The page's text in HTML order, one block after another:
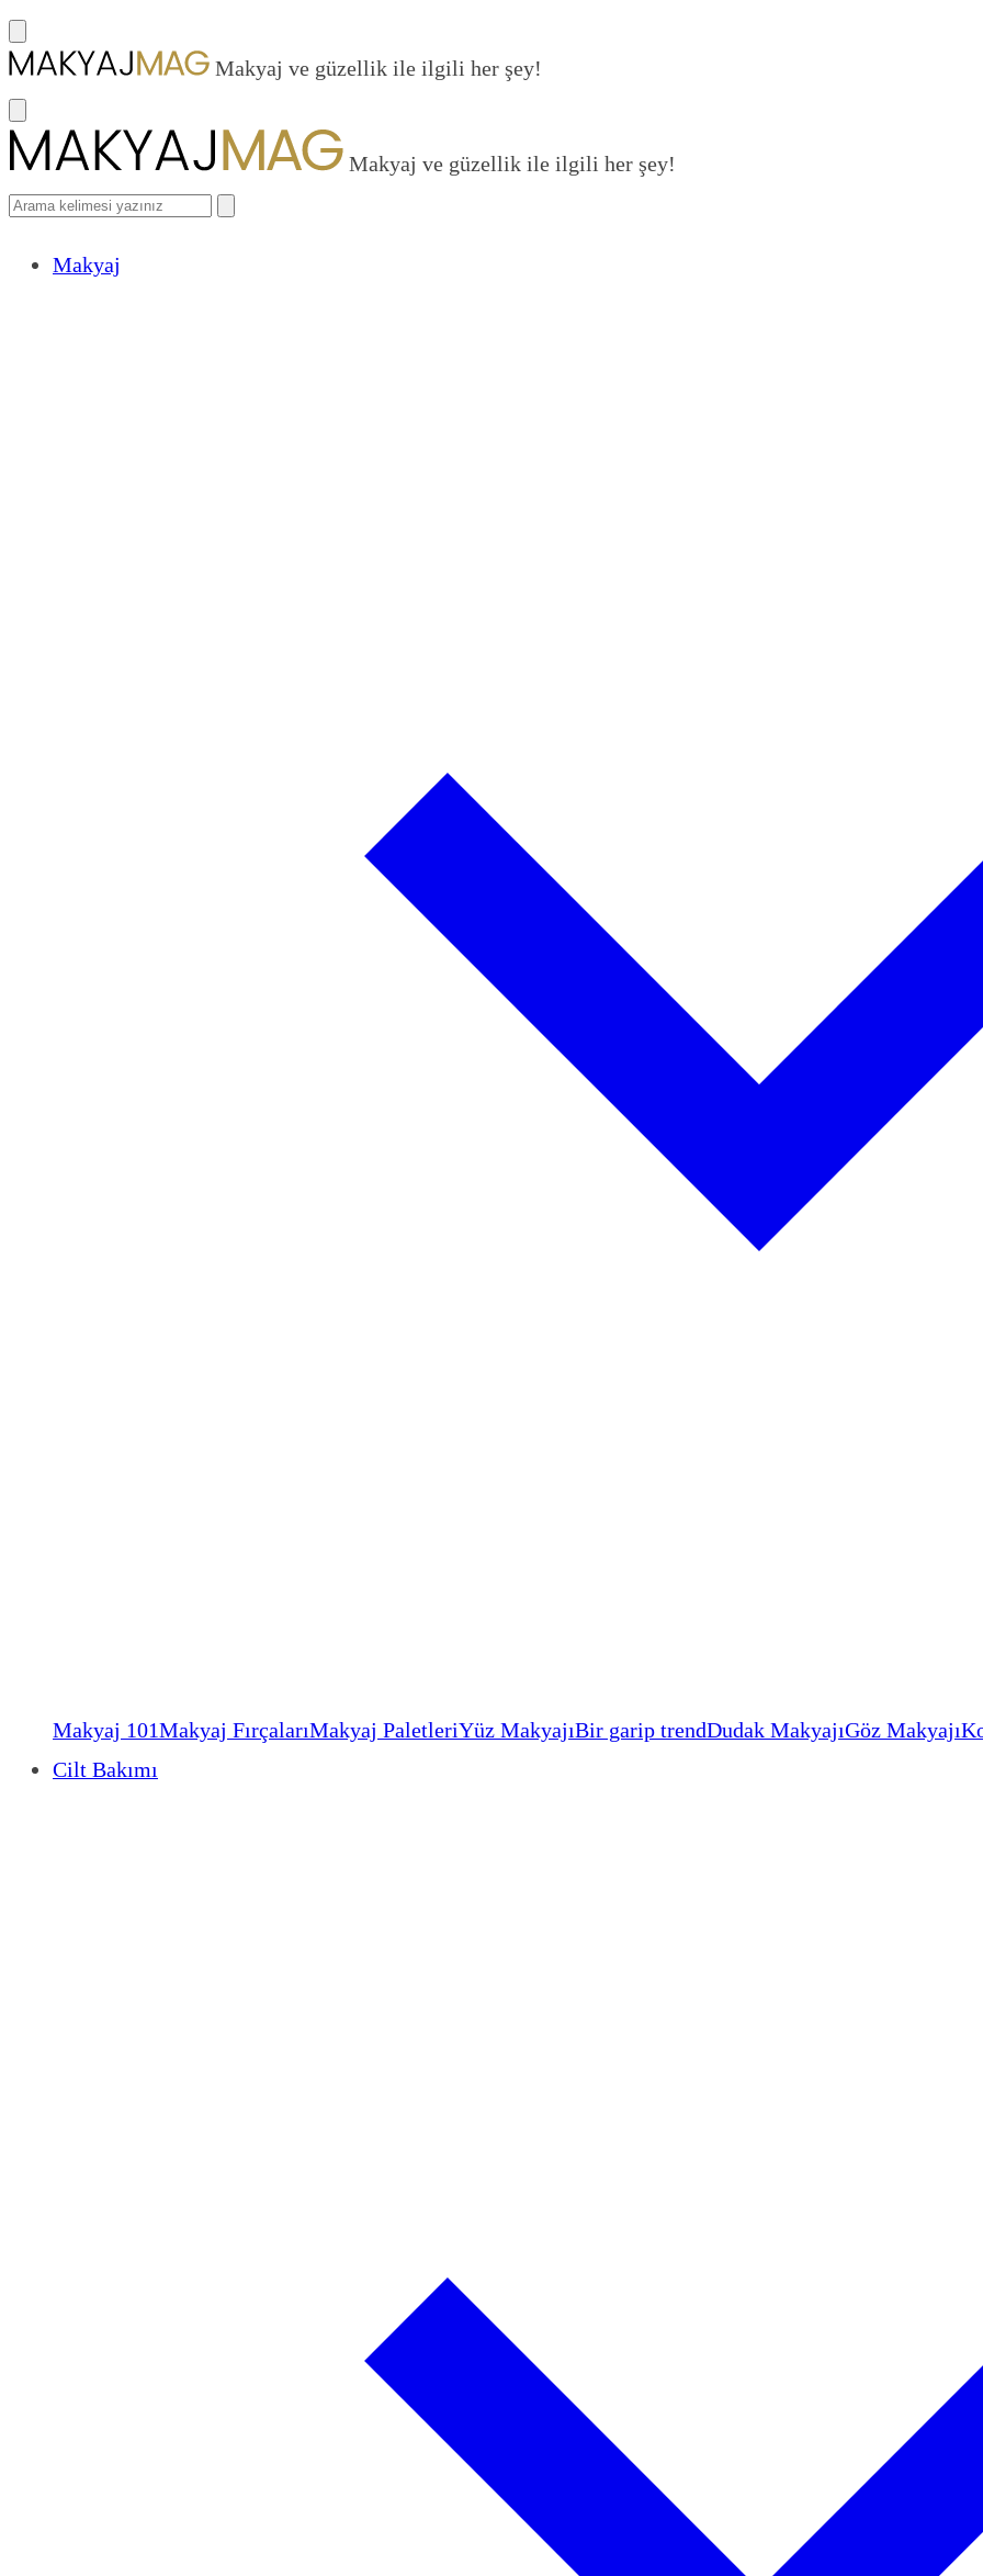
Makyaj ve güzellik ile ilgili her şey!
Makyaj ve güzellik ile ilgili her şey!
Makyaj
Makyaj 101Makyaj FırçalarıMakyaj PaletleriYüz MakyajıBir garip trendDudak MakyajıGöz Makyajı
Cilt Bakımı